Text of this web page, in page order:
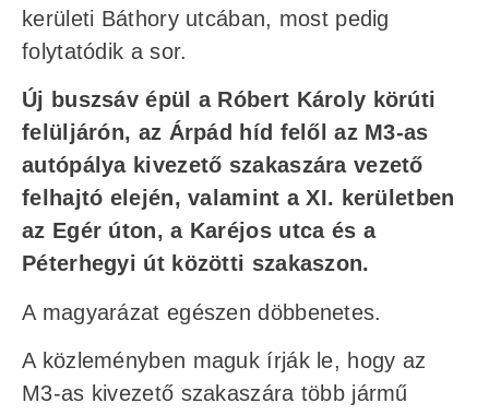
kerületi Báthory utcában, most pedig
folytatódik a sor.
Új buszsáv épül a Róbert Károly körúti
felüljárón, az Árpád híd felől az M3-as
autópálya kivezető szakaszára vezető
felhajtó elején, valamint a XI. kerületben
az Egér úton, a Karéjos utca és a
Péterhegyi út közötti szakaszon.
A magyarázat egészen döbbenetes.
A közleményben maguk írják le, hogy az
M3-as kivezető szakaszára több jármű